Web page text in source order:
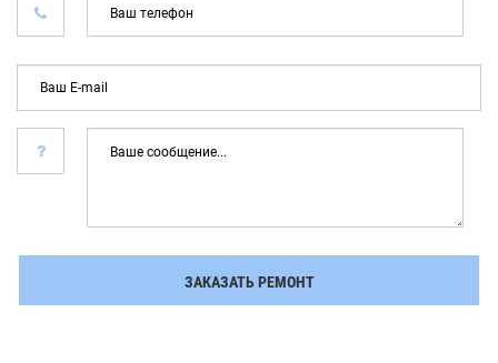
ЗАКАЗАТЬ РЕМОНТ